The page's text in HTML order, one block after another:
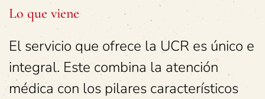
Lo que viene
El servicio que ofrece la UCR es único e
integral. Este combina la atención
médica con los pilares característicos